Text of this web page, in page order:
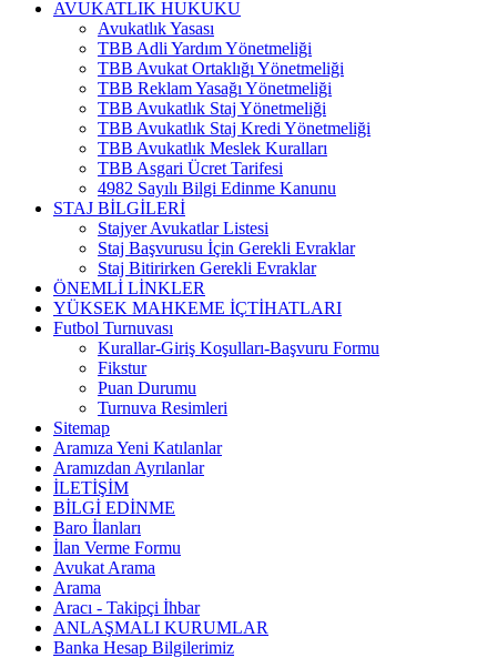
AVUKATLIK HUKUKU
Avukatlık Yasası
TBB Adli Yardım Yönetmeliği
TBB Avukat Ortaklığı Yönetmeliği
TBB Reklam Yasağı Yönetmeliği
TBB Avukatlık Staj Yönetmeliği
TBB Avukatlık Staj Kredi Yönetmeliği
TBB Avukatlık Meslek Kuralları
TBB Asgari Ücret Tarifesi
4982 Sayılı Bilgi Edinme Kanunu
STAJ BİLGİLERİ
Stajyer Avukatlar Listesi
Staj Başvurusu İçin Gerekli Evraklar
Staj Bitirirken Gerekli Evraklar
ÖNEMLİ LİNKLER
YÜKSEK MAHKEME İÇTİHATLARI
Futbol Turnuvası
Kurallar-Giriş Koşulları-Başvuru Formu
Fikstur
Puan Durumu
Turnuva Resimleri
Sitemap
Aramıza Yeni Katılanlar
Aramızdan Ayrılanlar
İLETİŞİM
BİLGİ EDİNME
Baro İlanları
İlan Verme Formu
Avukat Arama
Arama
Aracı - Takipçi İhbar
ANLAŞMALI KURUMLAR
Banka Hesap Bilgilerimiz